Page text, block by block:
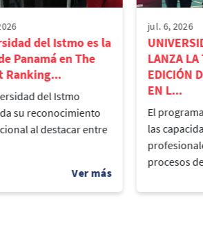
del Istmo es la
Panamá en The
Ranking...
del Istmo
su reconocimiento
al destacar entre
jul. 6, 2026
LANZA LA
EDICIÓN
EN L...
El
las
procesos